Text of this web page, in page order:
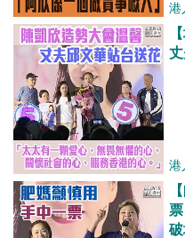
港
港
破